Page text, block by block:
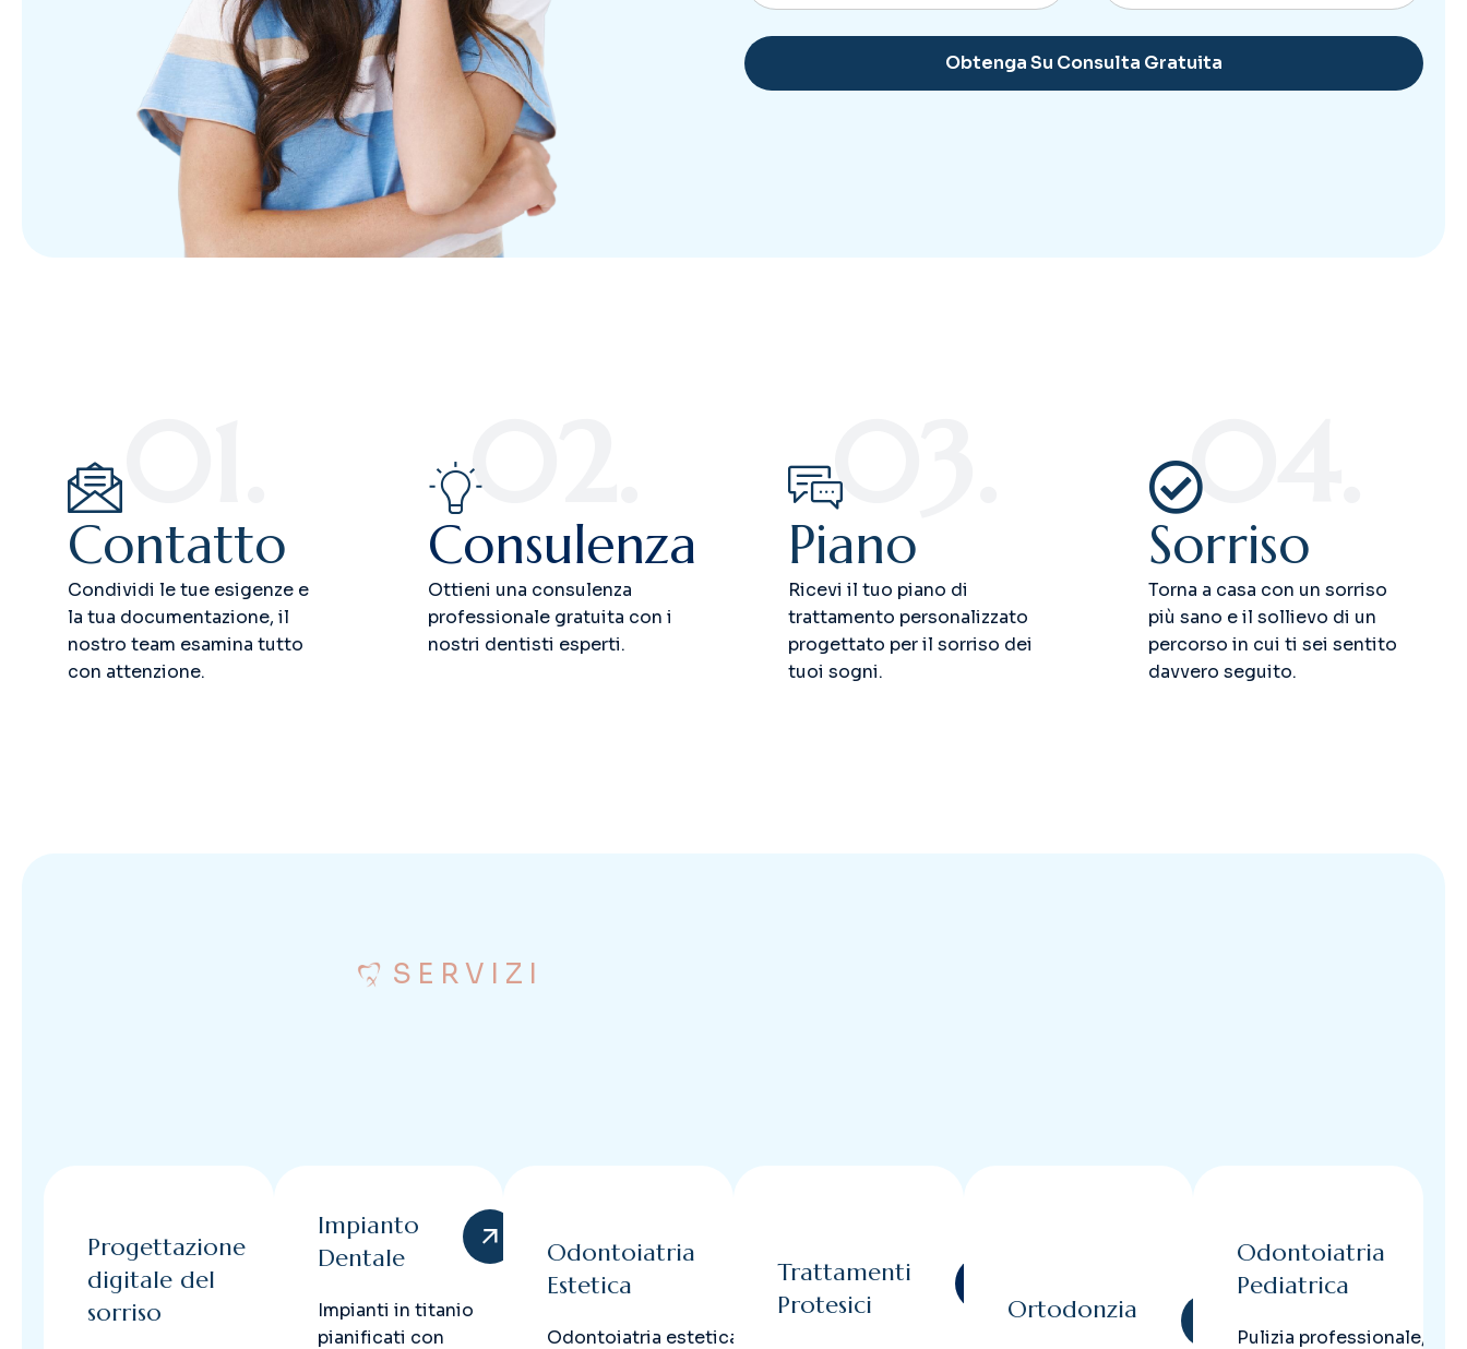
01.
Contatto
Condividi le tue esigenze e
la tua documentazione, il
nostro team esamina tutto
con attenzione.
02.
Consulenza
Ottieni una consulenza
professionale gratuita con i
nostri dentisti esperti.
03.
Piano
Ricevi il tuo piano di
trattamento personalizzato
progettato per il sorriso dei
tuoi sogni.
04.
Sorriso
Torna a casa con un sorriso
più sano e il sollievo di un
percorso in cui ti sei sentito
davvero seguito.
SERVIZI
Progettazione
digitale del
sorriso
Impianto
Dentale
Impianti in titanio
pianificati con
Odontoiatria
Estetica
Odontoiatria estetica
Trattamenti
Protesici
Ortodonzia
Odontoiatria
Pediatrica
Pulizia professionale,